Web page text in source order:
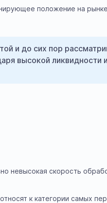
положение на
и до сих пор
высокой
невысокая скорость
к категории самых